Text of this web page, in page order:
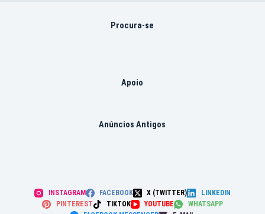
Procura-se
Apoio
Anúncios Antigos
INSTAGRAM FACEBOOK X (TWITTER)
LINKEDIN
PINTEREST
TIKTOK YOUTUBE
WHATSAPP